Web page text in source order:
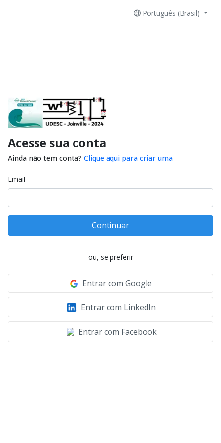
Português (Brasil)
Acesse sua conta
Ainda não tem conta? Clique aqui para criar uma
Email
Continuar
ou, se preferir
Entrar com Google
Entrar com LinkedIn
Entrar com Facebook